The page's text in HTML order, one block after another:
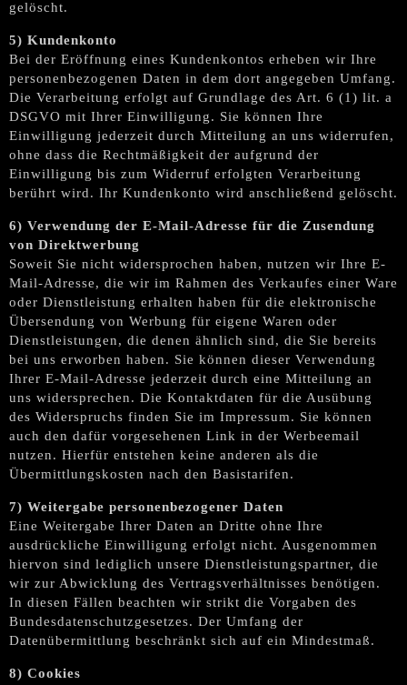
gelöscht.
5) Kundenkonto
Bei der Eröffnung eines Kundenkontos erheben wir Ihre
personenbezogenen Daten in dem dort angegeben Umfang.
Die Verarbeitung erfolgt auf Grundlage des Art. 6 (1) lit. a
DSGVO mit Ihrer Einwilligung. Sie können Ihre
Einwilligung jederzeit durch Mitteilung an uns widerrufen,
ohne dass die Rechtmäßigkeit der aufgrund der
Einwilligung bis zum Widerruf erfolgten Verarbeitung
berührt wird. Ihr Kundenkonto wird anschließend gelöscht.
6) Verwendung der E-Mail-Adresse für die Zusendung
von Direktwerbung
Soweit Sie nicht widersprochen haben, nutzen wir Ihre E-
Mail-Adresse, die wir im Rahmen des Verkaufes einer Ware
oder Dienstleistung erhalten haben für die elektronische
Übersendung von Werbung für eigene Waren oder
Dienstleistungen, die denen ähnlich sind, die Sie bereits
bei uns erworben haben. Sie können dieser Verwendung
Ihrer E-Mail-Adresse jederzeit durch eine Mitteilung an
uns widersprechen. Die Kontaktdaten für die Ausübung
des Widerspruchs finden Sie im Impressum. Sie können
auch den dafür vorgesehenen Link in der Werbeemail
nutzen. Hierfür entstehen keine anderen als die
Übermittlungskosten nach den Basistarifen.
7) Weitergabe personenbezogener Daten
Eine Weitergabe Ihrer Daten an Dritte ohne Ihre
ausdrückliche Einwilligung erfolgt nicht. Ausgenommen
hiervon sind lediglich unsere Dienstleistungspartner, die
wir zur Abwicklung des Vertragsverhältnisses benötigen.
In diesen Fällen beachten wir strikt die Vorgaben des
Bundesdatenschutzgesetzes. Der Umfang der
Datenübermittlung beschränkt sich auf ein Mindestmaß.
8) Cookies